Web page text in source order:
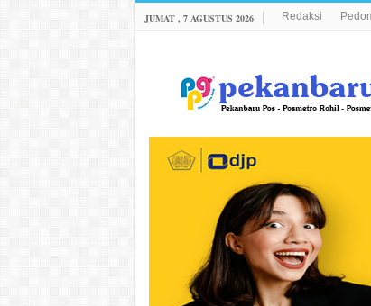
JUMAT , 7 AGUSTUS 2026 Redaksi